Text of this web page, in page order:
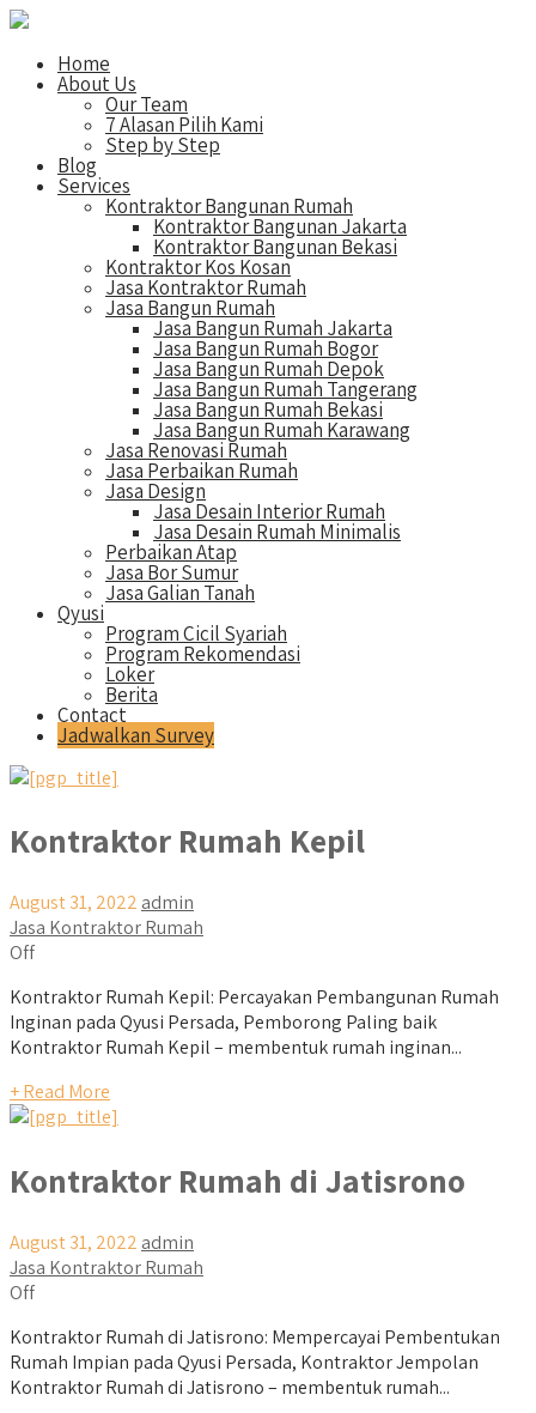
Home
About Us
Our Team
7 Alasan Pilih Kami
Step by Step
Blog
Services
Kontraktor Bangunan Rumah
Kontraktor Bangunan Jakarta
Kontraktor Bangunan Bekasi
Kontraktor Kos Kosan
Jasa Kontraktor Rumah
Jasa Bangun Rumah
Jasa Bangun Rumah Jakarta
Jasa Bangun Rumah Bogor
Jasa Bangun Rumah Depok
Jasa Bangun Rumah Tangerang
Jasa Bangun Rumah Bekasi
Jasa Bangun Rumah Karawang
Jasa Renovasi Rumah
Jasa Perbaikan Rumah
Jasa Design
Jasa Desain Interior Rumah
Jasa Desain Rumah Minimalis
Perbaikan Atap
Jasa Bor Sumur
Jasa Galian Tanah
Qyusi
Program Cicil Syariah
Program Rekomendasi
Loker
Berita
Contact
Jadwalkan Survey
Kontraktor Rumah Kepil
August 31, 2022 admin
Jasa Kontraktor Rumah
Off
Kontraktor Rumah Kepil: Percayakan Pembangunan Rumah
Inginan pada Qyusi Persada, Pemborong Paling baik
Kontraktor Rumah Kepil – membentuk rumah inginan...
+ Read More
Kontraktor Rumah di Jatisrono
August 31, 2022 admin
Jasa Kontraktor Rumah
Off
Kontraktor Rumah di Jatisrono: Mempercayai Pembentukan
Rumah Impian pada Qyusi Persada, Kontraktor Jempolan
Kontraktor Rumah di Jatisrono – membentuk rumah...